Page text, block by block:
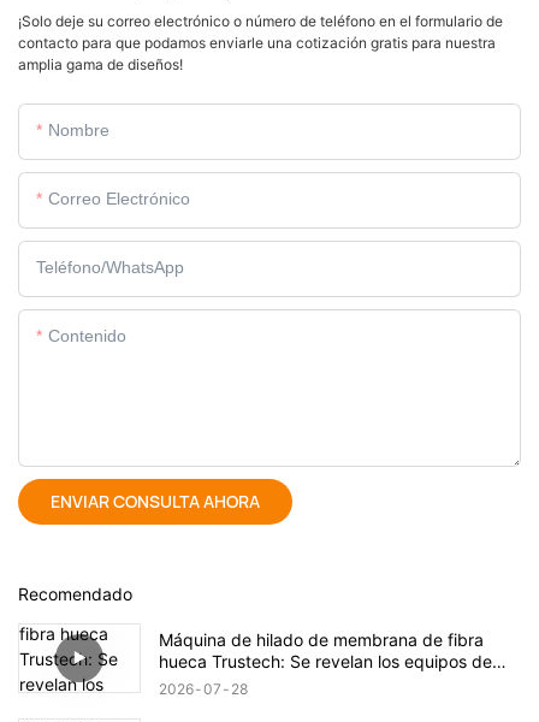
¡Solo deje su correo electrónico o número de teléfono en el formulario de
contacto para que podamos enviarle una cotización gratis para nuestra
amplia gama de diseños!
Nombre
Correo Electrónico
Teléfono/WhatsApp
Contenido
ENVIAR CONSULTA AHORA
Recomendado
Máquina de hilado de membrana de fibra
hueca Trustech: Se revelan los equipos de
hilado TIPS (17)
2026 07 28